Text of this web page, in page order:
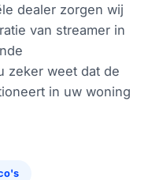
dealer zorgen wij
van streamer in
zeker weet dat de
in uw woning